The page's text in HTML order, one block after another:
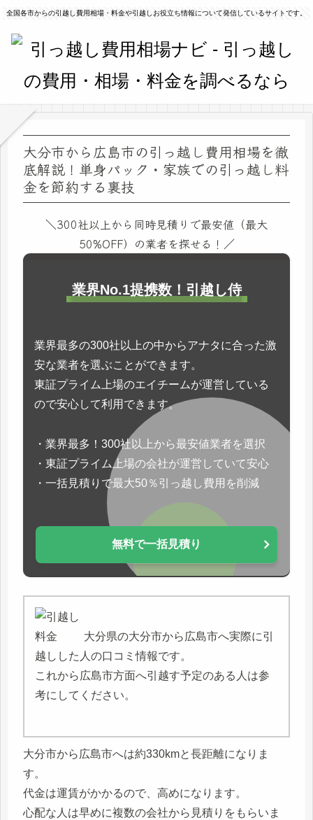
全国各市からの引越し費用相場・料金や引越しお役立ち情報について発信しているサイトです。
大分市から広島市の引っ越し費用相場を徹
底解説！単身パック・家族での引っ越し料
金を節約する裏技
＼300社以上から同時見積りで最安値（最大
50%OFF）の業者を探せる！／
業界No.1提携数！引越し侍
業界最多の300社以上の中からアナタに合った激
安な業者を選ぶことができます。
東証プライム上場のエイチームが運営している
ので安心して利用できます。
・業界最多！300社以上から最安値業者を選択
・東証プライム上場の会社が運営していて安心
・一括見積りで最大50％引っ越し費用を削減
無料で一括見積り
大分県の大分市から広島市へ実際に引
越しした人の口コミ情報です。
これから広島市方面へ引越す予定のある人は参
考にしてください。
大分市から広島市へは約330kmと長距離になりま
す。
代金は運賃がかかるので、高めになります。
心配な人は早めに複数の会社から見積りをもらいま